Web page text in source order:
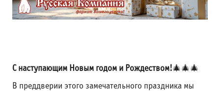
С наступающим Новым годом и Рождеством!🎄🎄🎄
В преддверии этого замечательного праздника мы